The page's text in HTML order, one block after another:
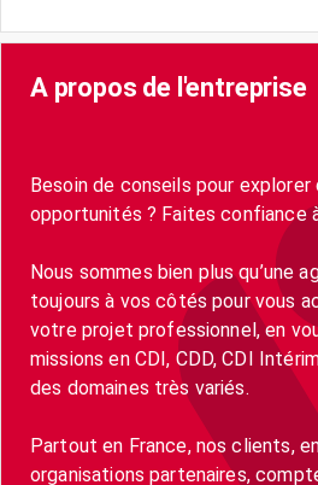
A propos de l'entreprise
Besoin de conseils pour explorer
opportunités ? Faites confiance
Nous sommes bien plus qu’une
toujours à vos côtés pour vous
votre projet professionnel, en
missions en CDI, CDD, CDI
des domaines très variés.
Partout en France, nos clients,
organisations partenaires,